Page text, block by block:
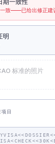
致——已给出修正建
明
标准的照片
目